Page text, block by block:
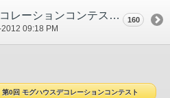
第0回 モグハウスデコレーションコンテスト 応募用スレッド
09:18 PM
160
第0回 モグハウスデコレーションコンテスト